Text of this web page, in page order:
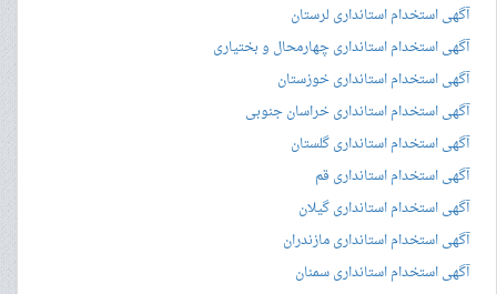
آگهی استخدام استانداری لرستان
آگهی استخدام استانداری چهارمحال و بختیاری
آگهی استخدام استانداری خوزستان
آگهی استخدام استانداری خراسان جنوبی
آگهی استخدام استانداری گلستان
آگهی استخدام استانداری قم
آگهی استخدام استانداری گیلان
آگهی استخدام استانداری مازندران
آگهی استخدام استانداری سمنان